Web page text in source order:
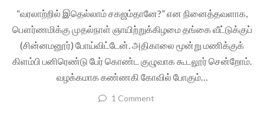
“வரலாற்றில் இதெல்லாம் சகஜம்தானே?” என நினைத்தவளாக,
பௌர்ணமிக்கு முதல்நாள் ஞாயிற்றுக்கிழமை தங்கை வீட்டுக்குப்
(சின்னமனூர்) போய்விட்டேன். அதிகாலை மூன்று மணிக்குக்
கிளம்பி பனிரெண்டு பேர் கொண்ட குழுவாக கூடலூர் சென்றோம்.
வழக்கமாக கண்ணகி கோவில் போகும்…
1 Comment